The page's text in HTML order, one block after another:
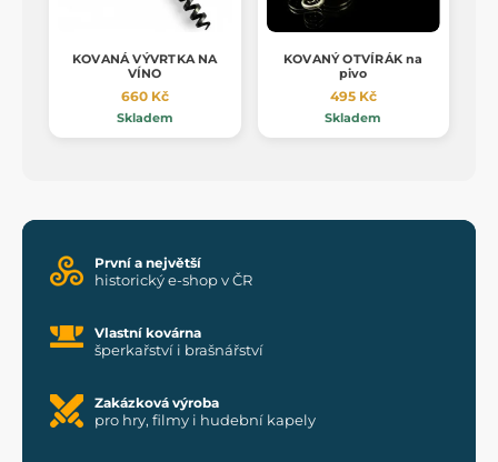
KOVANÁ VÝVRTKA NA
VÍNO
660 Kč
Skladem
KOVANÝ OTVÍRÁK na
pivo
495 Kč
Skladem
První a největší
historický e-shop v ČR
Vlastní kovárna
šperkařství i brašnářství
Zakázková výroba
pro hry, filmy i hudební kapely